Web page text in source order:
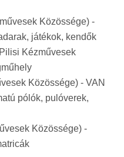
Közössége) -
játékok, kendők
Kézművesek
Közössége) - VAN
pólók, pulóverek,
Közössége) -